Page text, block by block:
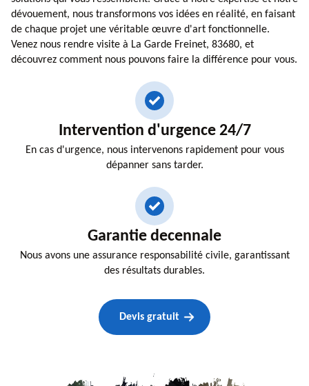
dévouement, nous transformons vos idées en réalité, en faisant
de chaque projet une véritable œuvre d'art fonctionnelle.
Venez nous rendre visite à La Garde Freinet, 83680, et
découvrez comment nous pouvons faire la différence pour vous.
Intervention d'urgence 24/7
En cas d'urgence, nous intervenons rapidement pour vous
dépanner sans tarder.
Garantie decennale
Nous avons une assurance responsabilité civile, garantissant
des résultats durables.
Devis gratuit